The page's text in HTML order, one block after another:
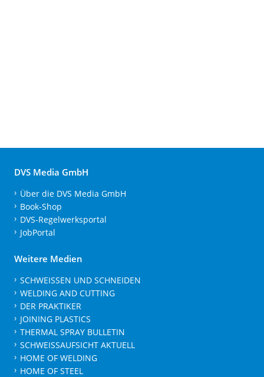
DVS Media GmbH
Über die DVS Media GmbH
Book-Shop
DVS-Regelwerksportal
JobPortal
Weitere Medien
SCHWEISSEN UND SCHNEIDEN
WELDING AND CUTTING
DER PRAKTIKER
JOINING PLASTICS
THERMAL SPRAY BULLETIN
SCHWEISSAUFSICHT AKTUELL
HOME OF WELDING
HOME OF STEEL